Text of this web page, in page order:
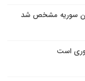
سوریه مشخص شد